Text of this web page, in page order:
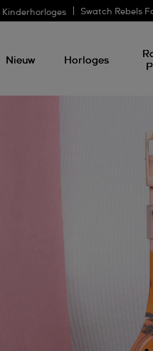
Kinderhorloges Swatch Rebels
Nieuw Horloges